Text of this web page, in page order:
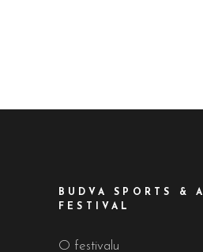
BUDVA SPORTS &
FESTIVAL
O festivalu